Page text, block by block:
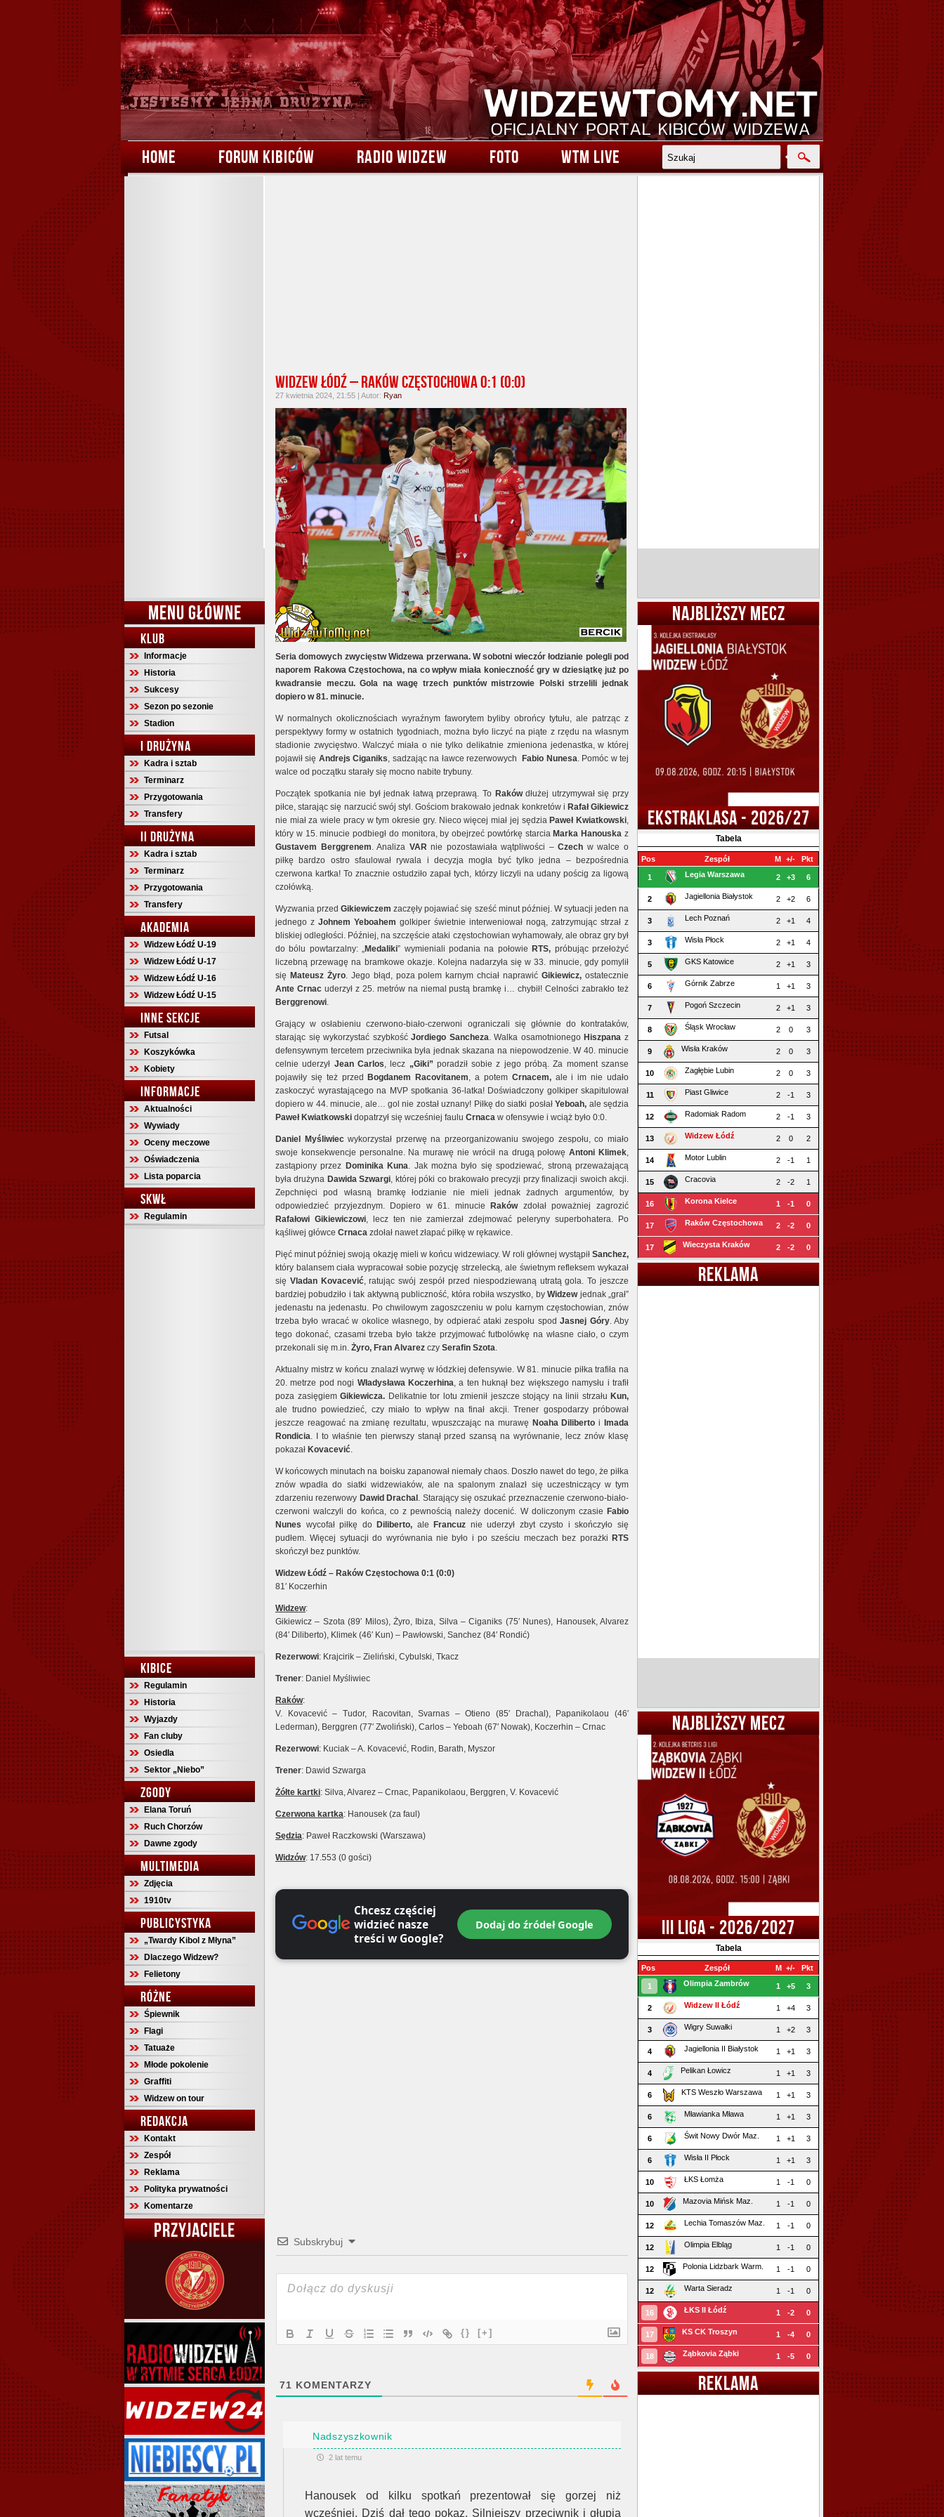
HOME FORUM KIBICÓW RADIO WIDZEW FOTO WTM LIVE
MENU GŁÓWNE
KLUB
Informacje
Historia
Sukcesy
Sezon po sezonie
Stadion
I DRUŻYNA
Kadra i sztab
Terminarz
Przygotowania
Transfery
II DRUŻYNA
Kadra i sztab
Terminarz
Przygotowania
Transfery
AKADEMIA
Widzew Łódź U-19
Widzew Łódź U-17
Widzew Łódź U-16
Widzew Łódź U-15
INNE SEKCJE
Futsal
Koszykówka
Kobiety
INFORMACJE
Aktualności
Wywiady
Oceny meczowe
Oświadczenia
Lista poparcia
SKWŁ
Regulamin
KIBICE
Regulamin
Historia
Wyjazdy
Fan cluby
Osiedla
Sektor „Niebo”
ZGODY
Elana Toruń
Ruch Chorzów
Dawne zgody
MULTIMEDIA
Zdjęcia
1910tv
PUBLICYSTYKA
„Twardy Kibol z Młyna”
Dlaczego Widzew?
Felietony
RÓŻNE
Śpiewnik
Flagi
Tatuaże
Młode pokolenie
Graffiti
Widzew on tour
REDAKCJA
Kontakt
Zespół
Reklama
Polityka prywatności
Komentarze
PRZYJACIELE
Widzew Łódź – Raków Częstochowa 0:1 (0:0)
27 kwietnia 2024, 21:55 | Autor: Ryan
Seria domowych zwycięstw Widzewa przerwana. W sobotni wieczór łodzianie polegli pod
naporem Rakowa Częstochowa, na co wpływ miała konieczność gry w dziesiątkę już po
kwadransie meczu. Gola na wagę trzech punktów mistrzowie Polski strzelili jednak
dopiero w 81. minucie.
W normalnych okolicznościach wyraźnym faworytem byliby obrońcy tytułu, ale patrząc z
perspektywy formy w ostatnich tygodniach, można było liczyć na piąte z rzędu na własnym
stadionie zwycięstwo. Walczyć miała o nie tylko delikatnie zmieniona jedenastka, w której
pojawił się Andrejs Ciganiks, sadzając na ławce rezerwowych Fabio Nunesa. Pomóc w tej
walce od początku starały się mocno nabite trybuny.
Początek spotkania nie był jednak łatwą przeprawą. To Rakówdłużej utrzymywał się przy
piłce, starając się narzucić swój styl. Gościom brakowało jednak konkretów i Rafał Gikiewicz
nie miał za wiele pracy w tym okresie gry. Nieco więcej miał jej sędzia Paweł Kwiatkowski,
który w 15. minucie podbiegł do monitora, by obejrzeć powtórkę starcia Marka Hanouska z
Gustavem Berggrenem. Analiza VARnie pozostawiała wątpliwości –Czech w walce o
piłkę bardzo ostro sfaulował rywala i decyzja mogła być tylko jedna – bezpośrednia
czerwona kartka! To znacznie ostudziło zapał tych, którzy liczyli na udany pościg za ligową
czołówką.
Wyzwania przedGikiewiczem zaczęły pojawiać się sześć minut później. W sytuacji jeden na
jednego z Johnem Yeboahem golkiper świetnie interweniował nogą, zatrzymując strzał z
bliskiej odległości. Później, na szczęście ataki częstochowian wyhamowały, ale obraz gry był
do bólu powtarzalny: „Medaliki” wymieniali podania na połowie RTS, próbując przełożyć
liczebną przewagę na bramkowe okazje. Kolejna nadarzyła się w 33. minucie, gdy pomylił
się Mateusz Żyro. Jego błąd, poza polem karnym chciał naprawićGikiewicz, ostatecznie
Ante Crnacuderzył z 25. metrów na niemal pustą bramkę i… chybił! Celności zabrakło też
Berggrenowi.
Grający w osłabieniu czerwono-biało-czerwoni ograniczali się głównie do kontrataków,
starając się wykorzystać szybkośćJordiego Sancheza. Walka osamotnionego Hiszpana z
defensywnym tercetem przeciwnika była jednak skazana na niepowodzenie. W 40. minucie
celnie uderzył Jean Carlos, lecz „Giki” poradził sobie z jego próbą. Za moment szanse
pojawiły się też przed
Bogdanem Racovitanem, a potem Crnacem,ale i im nie udało
zaskoczyć wyrastającego na MVP spotkania 36-latka! Doświadczony golkiper skapitulował
dopiero w 44. minucie, ale… gol nie został uznany! Piłkę do siatki posłałYeboah, ale sędzia
Paweł Kwiatkowski dopatrzył się wcześniej faulu Crnaca w ofensywie i wciąż było 0:0.
Daniel Myśliwiecwykorzystał przerwę na przeorganizowaniu swojego zespołu, co miało
swoje konsekwencje personalne. Na murawę nie wrócił na drugą połowęAntoni Klimek,
zastąpiony przez Dominika Kuna. Jak można było się spodziewać, stroną przeważającą
była drużyna Dawida Szwargi, której póki co brakowało precyzji przy finalizacji swoich akcji.
Zepchnięci pod własną bramkę łodzianie nie mieli jednak żadnych argumentów, by
odpowiedzieć przyjezdnym. Dopiero w 61. minucie
Rakówzdołał poważniej zagrozić
Rafałowi Gikiewiczowi, lecz ten nie zamierzał zdejmować peleryny superbohatera. Po
kąśliwej główce Crnaca zdołał nawet złapać piłkę w rękawice.
Pięć minut później swoją okazję mieli w końcu widzewiacy. W roli głównej wystąpił Sanchez,
który balansem ciała wypracował sobie pozycję strzelecką, ale świetnym refleksem wykazał
się Vladan Kovacević, ratując swój zespół przed niespodziewaną utratą gola. To jeszcze
bardziej pobudziło i tak aktywną publiczność, która robiła wszystko, byWidzewjednak „grał”
jedenastu na jedenastu. Po chwilowym zagoszczeniu w polu karnym częstochowian, znów
trzeba było wracać w okolice własnego, by odpierać ataki zespołu spodJasnej Góry. Aby
tego dokonać, czasami trzeba było także przyjmować futbolówkę na własne ciało, o czym
przekonali się m.in. Żyro, Fran Alvarez czy Serafin Szota.
Aktualny mistrz w końcu znalazł wyrwę w łódzkiej defensywie. W 81. minucie piłka trafiła na
20. metrze pod nogi Władysława Koczerhina, a ten huknął bez większego namysłu i trafił
poza zasięgiem Gikiewicza. Delikatnie tor lotu zmienił jeszcze stojący na linii strzału Kun,
ale trudno powiedzieć, czy miało to wpływ na finał akcji. Trener gospodarzy próbował
jeszcze reagować na zmianę rezultatu, wpuszczając na murawę Noaha Diliberto i
Imada
Rondicia. I to właśnie ten pierwszy stanął przed szansą na wyrównanie, lecz znów klasę
pokazał Kovacević.
W końcowych minutach na boisku zapanował niemały chaos. Doszło nawet do tego, że piłka
znów wpadła do siatki widzewiaków, ale na spalonym znalazł się uczestniczący w tym
zdarzeniu rezerwowy Dawid Drachal . Starający się oszukać przeznaczenie czerwono-biało-
czerwoni walczyli do końca, co z pewnością należy docenić. W doliczonym czasie Fabio
Nunes wycofał piłkę do Diliberto, ale Francuz nie uderzył zbyt czysto i skończyło się
pudłem. Więcej sytuacji do wyrównania nie było i po sześciu meczach bez porażki RTS
skończył bez punktów.
Widzew Łódź – Raków Częstochowa 0:1 (0:0)
81′ Koczerhin
Widzew:
Gikiewicz – Szota (89′ Milos), Żyro, Ibiza, Silva – Ciganiks (75′ Nunes), Hanousek, Alvarez
(84′ Diliberto), Klimek (46′ Kun) – Pawłowski, Sanchez (84′ Rondić)
Rezerwowi: Krajcirik – Zieliński, Cybulski, Tkacz
Trener: Daniel Myśliwiec
Raków:
V. Kovacević – Tudor, Racovitan, Svarnas – Otieno (85′ Drachal), Papanikolaou (46′
Lederman), Berggren (77′ Zwoliński), Carlos – Yeboah (67′ Nowak), Koczerhin – Crnac
Rezerwowi: Kuciak – A. Kovacević, Rodin, Barath, Myszor
Trener: Dawid Szwarga
Żółte kartki: Silva, Alvarez – Crnac, Papanikolaou, Berggren, V. Kovacević
Czerwona kartka: Hanousek (za faul)
Sędzia: Paweł Raczkowski (Warszawa)
Widzów: 17.553 (0 gości)
Chcesz częściej
widzieć nasze
treści w Google?
Dodaj do źródeł Google
Subskrybuj
{} [+]
71 KOMENTARZY
Nadszyszkownik
2 lat temu
Hanousek od kilku spotkań prezentował się gorzej niż
wcześniej. Dziś dał tego pokaz. Silniejszy przeciwnik i głupia
NAJBLIŻSZY MECZ
EKSTRAKLASA - 2026/27
Tabela
Pos Zespół M +/- Pkt
1 Legia Warszawa 2 +3 6
2 Jagiellonia Białystok 2 +2 6
3 Lech Poznań 2 +1 4
3 Wisła Płock 2 +1 4
5 GKS Katowice 2 +1 3
6 Górnik Zabrze 1 +1 3
7 Pogoń Szczecin 2 +1 3
8 Śląsk Wrocław 2 0 3
9 Wisła Kraków 2 0 3
10 Zagłębie Lubin 2 0 3
11 Piast Gliwice 2 -1 3
12 Radomiak Radom 2 -1 3
13 Widzew Łódź 2 0 2
14 Motor Lublin 2 -1 1
15 Cracovia 2 -2 1
16 Korona Kielce 1 -1 0
17 Raków Częstochowa 2 -2 0
17 Wieczysta Kraków 2 -2 0
REKLAMA
NAJBLIŻSZY MECZ
III LIGA - 2026/2027
Tabela
Pos Zespół M +/- Pkt
1 Olimpia Zambrów 1 +5 3
2 Widzew II Łódź 1 +4 3
3 Wigry Suwałki 1 +2 3
4 Jagiellonia II Białystok 1 +1 3
4 Pelikan Łowicz 1 +1 3
6 KTS Weszło Warszawa 1 +1 3
6 Mławianka Mława 1 +1 3
6 Świt Nowy Dwór Maz. 1 +1 3
6 Wisła II Płock 1 +1 3
10 ŁKS Łomża 1 -1 0
10 Mazovia Mińsk Maz. 1 -1 0
12 Lechia Tomaszów Maz. 1 -1 0
12 Olimpia Elbląg 1 -1 0
12 Polonia Lidzbark Warm. 1 -1 0
12 Warta Sieradz 1 -1 0
16 ŁKS II Łódź 1 -2 0
17 KS CK Troszyn 1 -4 0
18 Ząbkovia Ząbki 1 -5 0
REKLAMA